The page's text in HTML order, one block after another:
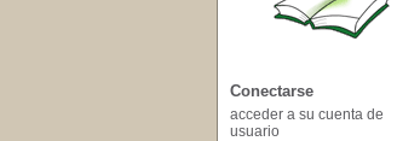
Conectarse
acceder a su cuenta de
usuario